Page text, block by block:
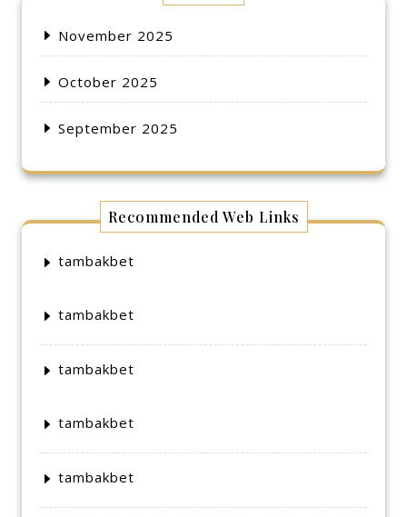
November 2025
October 2025
September 2025
Recommended Web Links
tambakbet
tambakbet
tambakbet
tambakbet
tambakbet